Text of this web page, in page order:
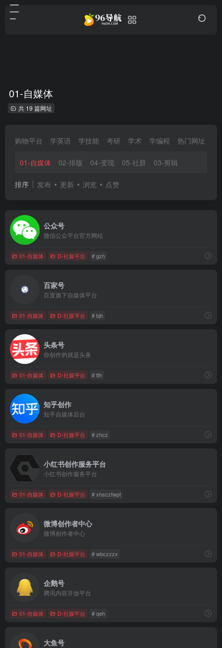
01-自媒体
共 19 篇网址
购物平台 学英语 学技能 考研 学术 学编程 热门网址
01-自媒体 02-排版 04-变现 05-社群 03-剪辑
排序 发布 更新 浏览 点赞
公众号
微信公众平台官方网站
01-自媒体 D-社媒平台 # gzh
百家号
百度旗下自媒体平台
01-自媒体 D-社媒平台 # bjh
头条号
你创作的就是头条
01-自媒体 D-社媒平台 # tth
知乎创作
知乎自媒体后台
01-自媒体 D-社媒平台 # zhcz
小红书创作服务平台
小红书创作服务平台
01-自媒体 D-社媒平台 # xhsczfwpt
微博创作者中心
微博创作者中心
01-自媒体 D-社媒平台 # wbczzzx
企鹅号
腾讯内容开放平台
01-自媒体 D-社媒平台 # qeh
大鱼号